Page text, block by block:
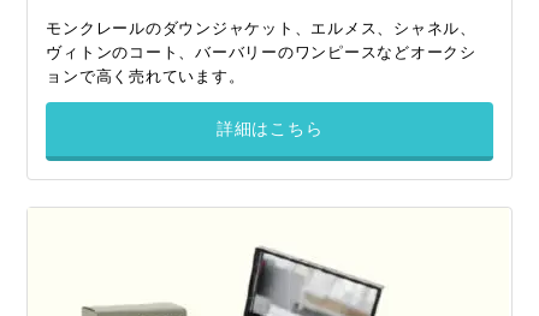
モンクレールのダウンジャケット、エルメス、シャネル、
ヴィトンのコート、バーバリーのワンピースなどオークシ
ョンで高く売れています。
詳細はこちら